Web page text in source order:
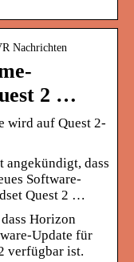
Nachrichten
2 …
wird auf Quest 2-
dass
Software-
Quest 2 …
Horizon
Update für
verfügbar ist.